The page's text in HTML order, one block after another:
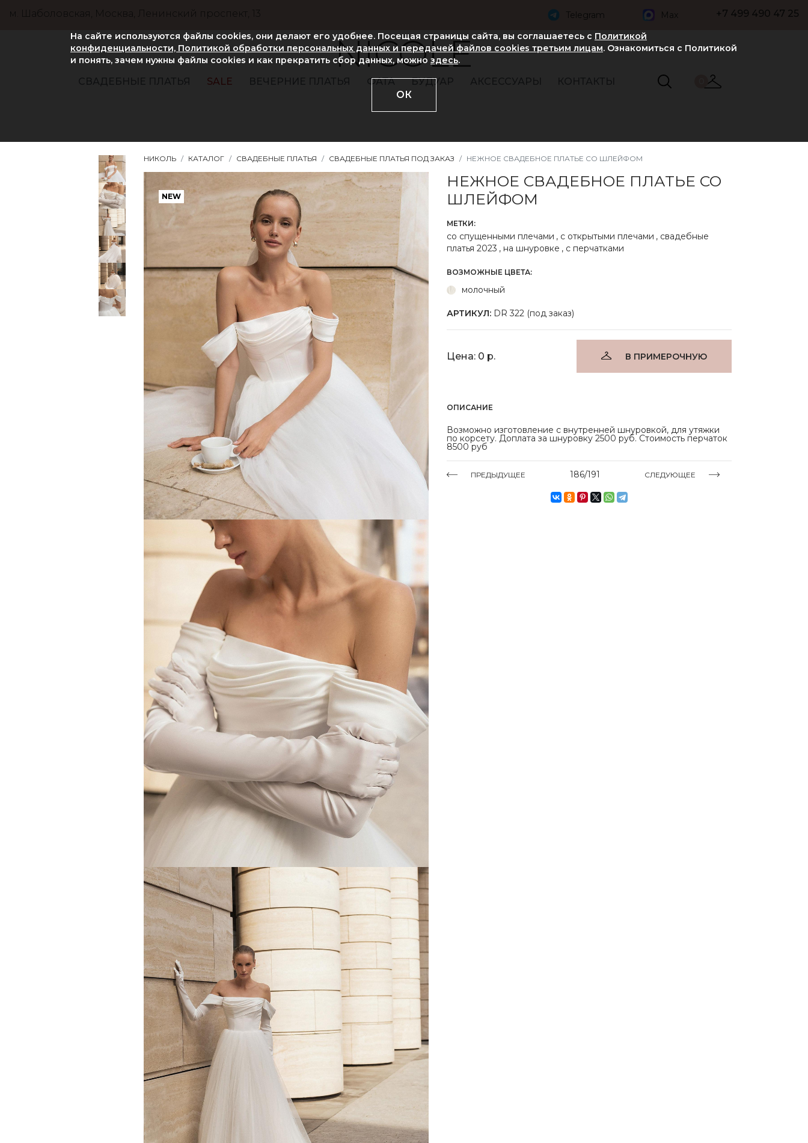
м. Шаболовская, Москва, Ленинский проспект, 13 Telegram Max +7 499 490 47 25
NICOLE
СВАДЕБНЫЕ ПЛАТЬЯ SALE ВЕЧЕРНИЕ ПЛАТЬЯ ФАТА БУДУАР АКСЕССУАРЫ КОНТАКТЫ
НИКОЛЬ КАТАЛОГ СВАДЕБНЫЕ ПЛАТЬЯ СВАДЕБНЫЕ ПЛАТЬЯ ПОД ЗАКАЗ НЕЖНОЕ СВАДЕБНОЕ ПЛАТЬЕ СО ШЛЕЙФОМ
NEW
NEW
NEW
NEW
NEW
NEW
НЕЖНОЕ СВАДЕБНОЕ ПЛАТЬЕ СО
ШЛЕЙФОМ
МЕТКИ:
со спущенными плечами , с открытыми плечами , свадебные
платья 2023 , на шнуровке , с перчатками
ВОЗМОЖНЫЕ ЦВЕТА:
молочный
АРТИКУЛ: DR 322 (под заказ)
Цена: 0 р. В ПРИМЕРОЧНУЮ
ОПИСАНИЕ
Возможно изготовление с внутренней шнуровкой, для утяжки
по корсету. Доплата за шнуровку 2500 руб. Стоимость перчаток
8500 руб
ПРЕДЫДУЩЕЕ 186/191 СЛЕДУЮЩЕЕ
На сайте используются файлы cookies, они делают его удобнее. Посещая страницы сайта, вы соглашаетесь с Политикой
конфиденциальности, Политикой обработки персональных данных и передачей файлов cookies третьим лицам. Ознакомиться с Политикой
и понять, зачем нужны файлы сookies и как прекратить сбор данных, можно здесь.
ОК